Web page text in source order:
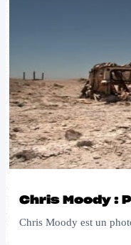
Chris Moody :
Chris Moody est un